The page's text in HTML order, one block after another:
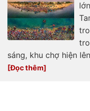
sáng, khu chợ hiện